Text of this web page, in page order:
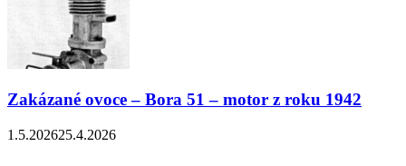
Zakázané ovoce – Bora 51 – motor z roku 1942
1.5.202625.4.2026